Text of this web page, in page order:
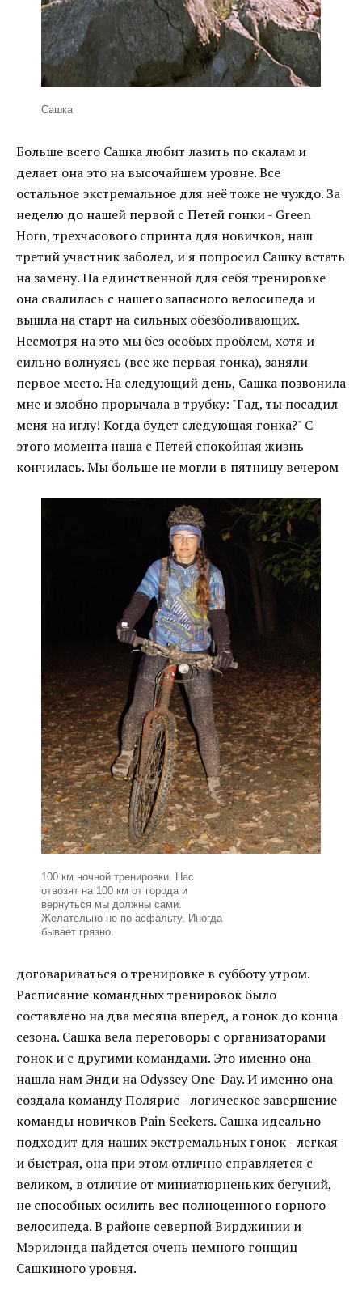
Сашка
Больше всего Сашка любит лазить по скалам и
делает она это на высочайшем уровне. Все
остальное экстремальное для неё тоже не чуждо. За
неделю до нашей первой с Петей гонки - Green
Horn, трехчасового спринта для новичков, наш
третий участник заболел, и я попросил Сашку встать
на замену. На единственной для себя тренировке
она свалилась с нашего запасного велосипеда и
вышла на старт на сильных обезболивающих.
Несмотря на это мы без особых проблем, хотя и
сильно волнуясь (все же первая гонка), заняли
первое место. На следующий день, Сашка позвонила
мне и злобно прорычала в трубку: "Гад, ты посадил
меня на иглу! Когда будет следующая гонка?" С
этого момента наша с Петей спокойная жизнь
кончилась. Мы больше не могли в пятницу вечером
100 км ночной тренировки. Нас
отвозят на 100 км от города и
вернуться мы должны сами.
Желательно не по асфальту. Иногда
бывает грязно.
договариваться о тренировке в субботу утром.
Расписание командных тренировок было
составлено на два месяца вперед, а гонок до конца
сезона. Сашка вела переговоры с организаторами
гонок и с другими командами. Это именно она
нашла нам Энди на Odyssey One-Day. И именно она
создала команду Полярис - логическое завершение
команды новичков Pain Seekers. Сашка идеально
подходит для наших экстремальных гонок - легкая
и быстрая, она при этом отлично справляется с
великом, в отличие от миниатюрненьких бегуний,
не способных осилить вес полноценного горного
велосипеда. В районе северной Вирджинии и
Мэрилэнда найдется очень немного гонщиц
Сашкиного уровня.